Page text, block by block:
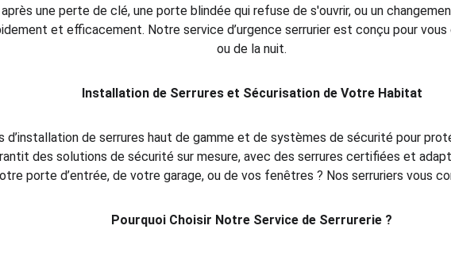
une perte de clé, une porte blindée qui refuse de s'ouvrir, ou un
et efficacement. Notre service d’urgence serrurier est conçu pour
ou de la nuit.
Installation de Serrures et Sécurisation de Votre Habitat
d’installation de serrures haut de gamme et de systèmes de sécurité pour
des solutions de sécurité sur mesure, avec des serrures certifiées et
porte d’entrée, de votre garage, ou de vos fenêtres ? Nos serruriers vous
Pourquoi Choisir Notre Service de Serrurerie ?